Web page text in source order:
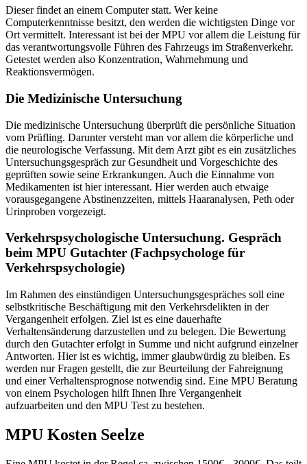
Dieser findet an einem Computer statt. Wer keine
Computerkenntnisse besitzt, den werden die wichtigsten Dinge vor
Ort vermittelt. Interessant ist bei der MPU vor allem die Leistung für
das verantwortungsvolle Führen des Fahrzeugs im Straßenverkehr.
Getestet werden also Konzentration, Wahrnehmung und
Reaktionsvermögen.
Die Medizinische Untersuchung
Die medizinische Untersuchung überprüft die persönliche Situation
vom Prüfling. Darunter versteht man vor allem die körperliche und
die neurologische Verfassung. Mit dem Arzt gibt es ein zusätzliches
Untersuchungsgespräch zur Gesundheit und Vorgeschichte des
geprüften sowie seine Erkrankungen. Auch die Einnahme von
Medikamenten ist hier interessant. Hier werden auch etwaige
vorausgegangene Abstinenzzeiten, mittels Haaranalysen, Peth oder
Urinproben vorgezeigt.
Verkehrspsychologische Untersuchung. Gespräch
beim MPU Gutachter (Fachpsychologe für
Verkehrspsychologie)
Im Rahmen des einstündigen Untersuchungsgespräches soll eine
selbstkritische Beschäftigung mit den Verkehrsdelikten in der
Vergangenheit erfolgen. Ziel ist es eine dauerhafte
Verhaltensänderung darzustellen und zu belegen. Die Bewertung
durch den Gutachter erfolgt in Summe und nicht aufgrund einzelner
Antworten. Hier ist es wichtig, immer glaubwürdig zu bleiben. Es
werden nur Fragen gestellt, die zur Beurteilung der Fahreignung
und einer Verhaltensprognose notwendig sind. Eine MPU Beratung
von einem Psychologen hilft Ihnen Ihre Vergangenheit
aufzuarbeiten und den MPU Test zu bestehen.
MPU Kosten Seelze